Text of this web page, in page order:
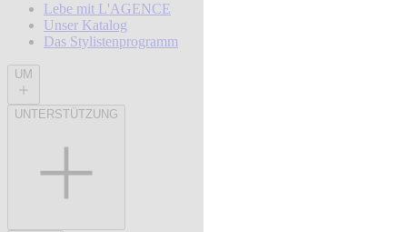
Lebe mit L'AGENCE
Unser Katalog
Das Stylistenprogramm
UM
UNTERSTÜTZUNG